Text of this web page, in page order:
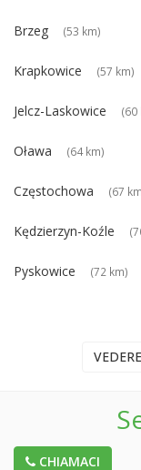
Brzeg (53 km)
Krapkowice (57 km)
Jelcz-Laskowice (60
Oława (64 km)
Częstochowa (67
Kędzierzyn-Koźle
Pyskowice (72 km)
CHIAMACI